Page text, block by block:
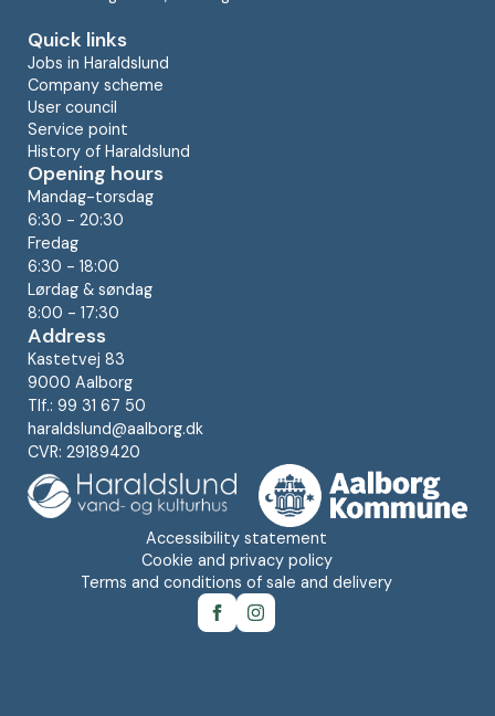
Quick links
Jobs in Haraldslund
Company scheme
User council
Service point
History of Haraldslund
Opening hours
Mandag-torsdag
6:30 - 20:30
Fredag
6:30 - 18:00
Lørdag & søndag
8:00 - 17:30
Address
Kastetvej 83
9000 Aalborg
Tlf.: 99 31 67 50
haraldslund@aalborg.dk
CVR: 29189420
Accessibility statement
Cookie and privacy policy
Terms and conditions of sale and delivery